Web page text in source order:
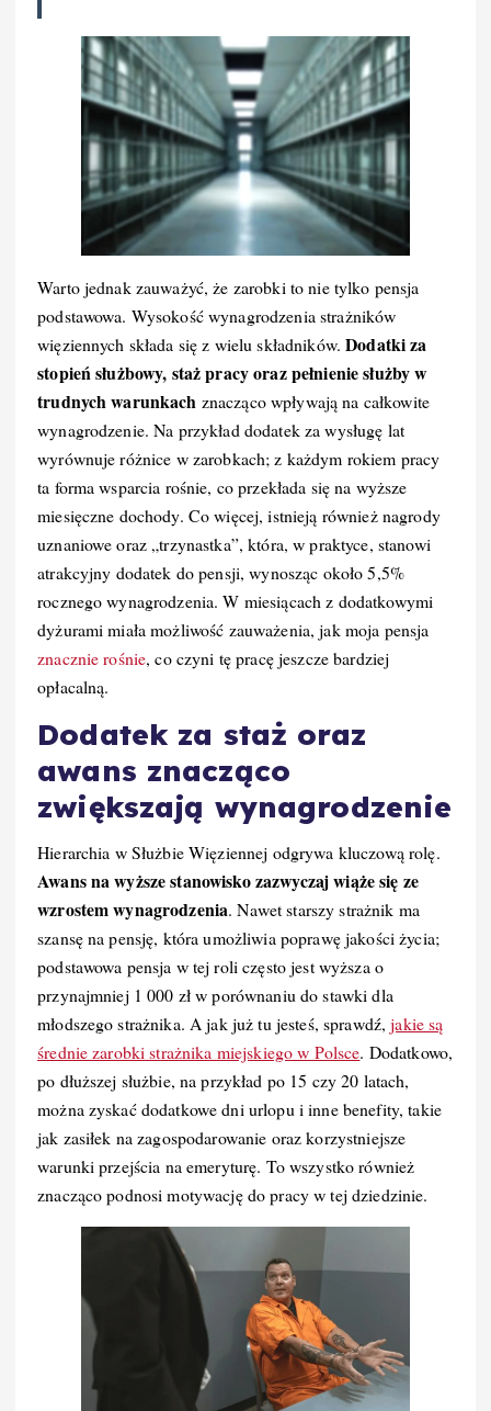
Warto jednak zauważyć, że zarobki to nie tylko pensja
podstawowa. Wysokość wynagrodzenia strażników
więziennych składa się z wielu składników.Dodatki za
stopień służbowy, staż pracy oraz pełnienie służby w
trudnych warunkach znacząco wpływają na całkowite
wynagrodzenie. Na przykład dodatek za wysługę lat
wyrównuje różnice w zarobkach; z każdym rokiem pracy
ta forma wsparcia rośnie, co przekłada się na wyższe
miesięczne dochody. Co więcej, istnieją również nagrody
uznaniowe oraz „trzynastka”, która, w praktyce, stanowi
atrakcyjny dodatek do pensji, wynosząc około 5,5%
rocznego wynagrodzenia. W miesiącach z dodatkowymi
dyżurami miała możliwość zauważenia, jak moja pensja
znacznie rośnie, co czyni tę pracę jeszcze bardziej
opłacalną.
Dodatek za staż oraz
awans znacząco
zwiększają wynagrodzenie
Hierarchia w Służbie Więziennej odgrywa kluczową rolę.
Awans na wyższe stanowisko zazwyczaj wiąże się ze
wzrostem wynagrodzenia. Nawet starszy strażnik ma
szansę na pensję, która umożliwia poprawę jakości życia;
podstawowa pensja w tej roli często jest wyższa o
przynajmniej 1 000 zł w porównaniu do stawki dla
młodszego strażnika. A jak już tu jesteś, sprawdź,jakie są
średnie zarobki strażnika miejskiego w Polsce. Dodatkowo,
po dłuższej służbie, na przykład po 15 czy 20 latach,
można zyskać dodatkowe dni urlopu i inne benefity, takie
jak zasiłek na zagospodarowanie oraz korzystniejsze
warunki przejścia na emeryturę. To wszystko również
znacząco podnosi motywację do pracy w tej dziedzinie.